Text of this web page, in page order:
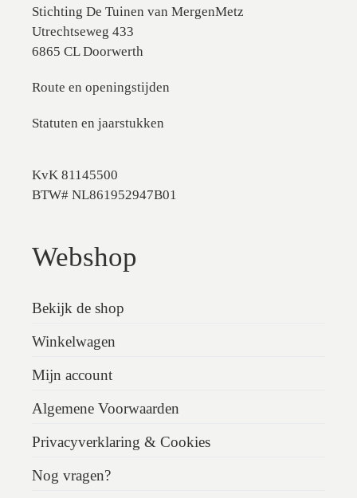
Stichting De Tuinen van MergenMetz
Utrechtseweg 433
6865 CL Doorwerth
Route en openingstijden
Statuten en jaarstukken
KvK 81145500
BTW# NL861952947B01
Webshop
Bekijk de shop
Winkelwagen
Mijn account
Algemene Voorwaarden
Privacyverklaring & Cookies
Nog vragen?